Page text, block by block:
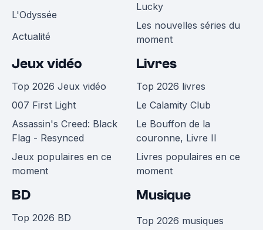
L'Odyssée
Actualité
Lucky
Les nouvelles séries du
moment
Jeux vidéo
Top 2026 Jeux vidéo
007 First Light
Assassin's Creed: Black
Flag - Resynced
Jeux populaires en ce
moment
Livres
Top 2026 livres
Le Calamity Club
Le Bouffon de la
couronne, Livre II
Livres populaires en ce
moment
BD
Top 2026 BD
Musique
Top 2026 musiques